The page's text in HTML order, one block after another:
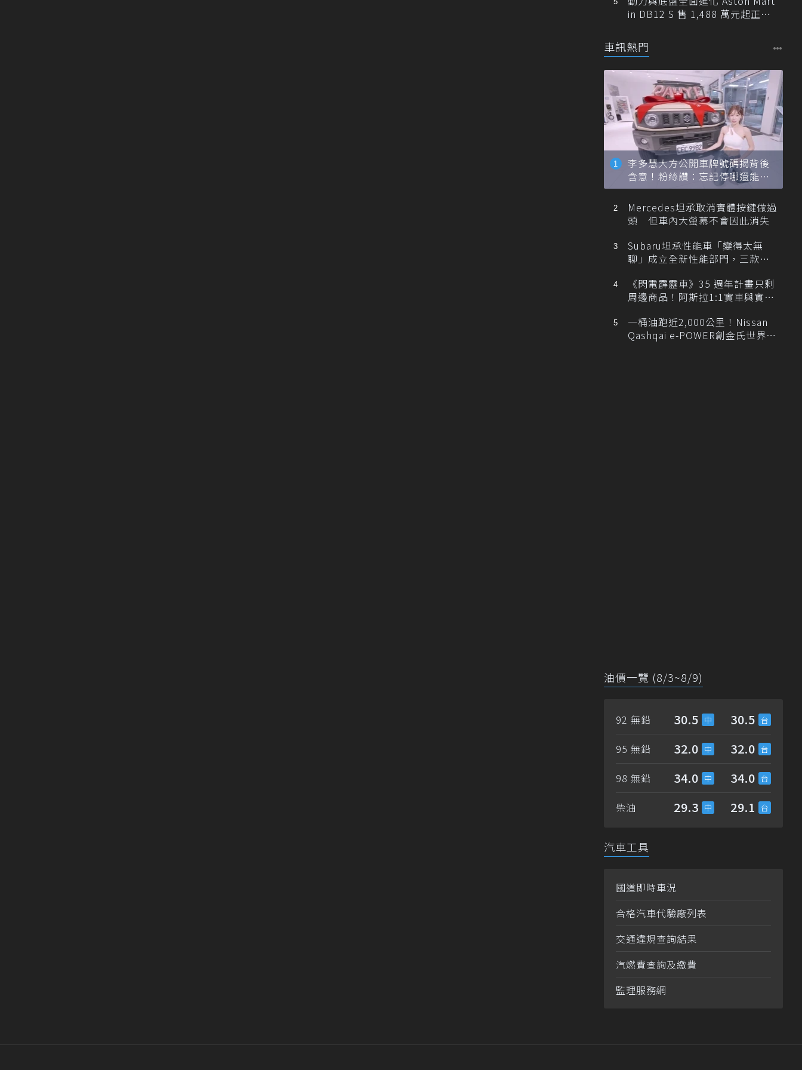
in DB12 S 售 1,488 萬元起正式
車訊熱門
李多慧大方公開車牌號碼揭背後
含意！粉絲讚：忘記停哪還能幫
忙找車
Mercedes坦承取消實體按鍵做過
頭 但車內大螢幕不會因此消失
Subaru坦承性能車「變得太無
聊」成立全新性能部門，三款手
《閃電霹靂車》35 週年計畫只剩
周邊商品！阿斯拉1:1實車與實體
一桶油跑近2,000公里！Nissan
Qashqai e-POWER創金氏世界紀
油價一覽 (8/3~8/9)
92 無鉛 30.5 30.5
95 無鉛 32.0 32.0
98 無鉛 34.0 34.0
柴油 29.3 29.1
汽車工具
國道即時車況
合格汽車代驗廠列表
交通違規查詢結果
汽燃費查詢及繳費
監理服務網